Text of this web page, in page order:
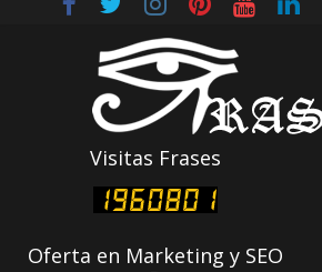
Visitas Frases
Oferta en Marketing y SEO